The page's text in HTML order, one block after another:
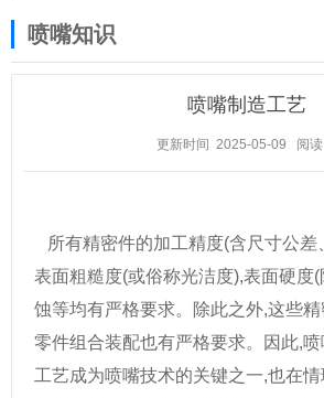
喷嘴知识
喷嘴制造工艺
更新时间 2025-05-09 阅读
所有精密件的加工精度(含尺寸公差
表面粗糙度(或俗称光洁度),表面硬度
蚀等均有严格要求。除此之外,这些
零件组合装配也有严格要求。因此,
工艺成为喷嘴技术的关键之一,也在